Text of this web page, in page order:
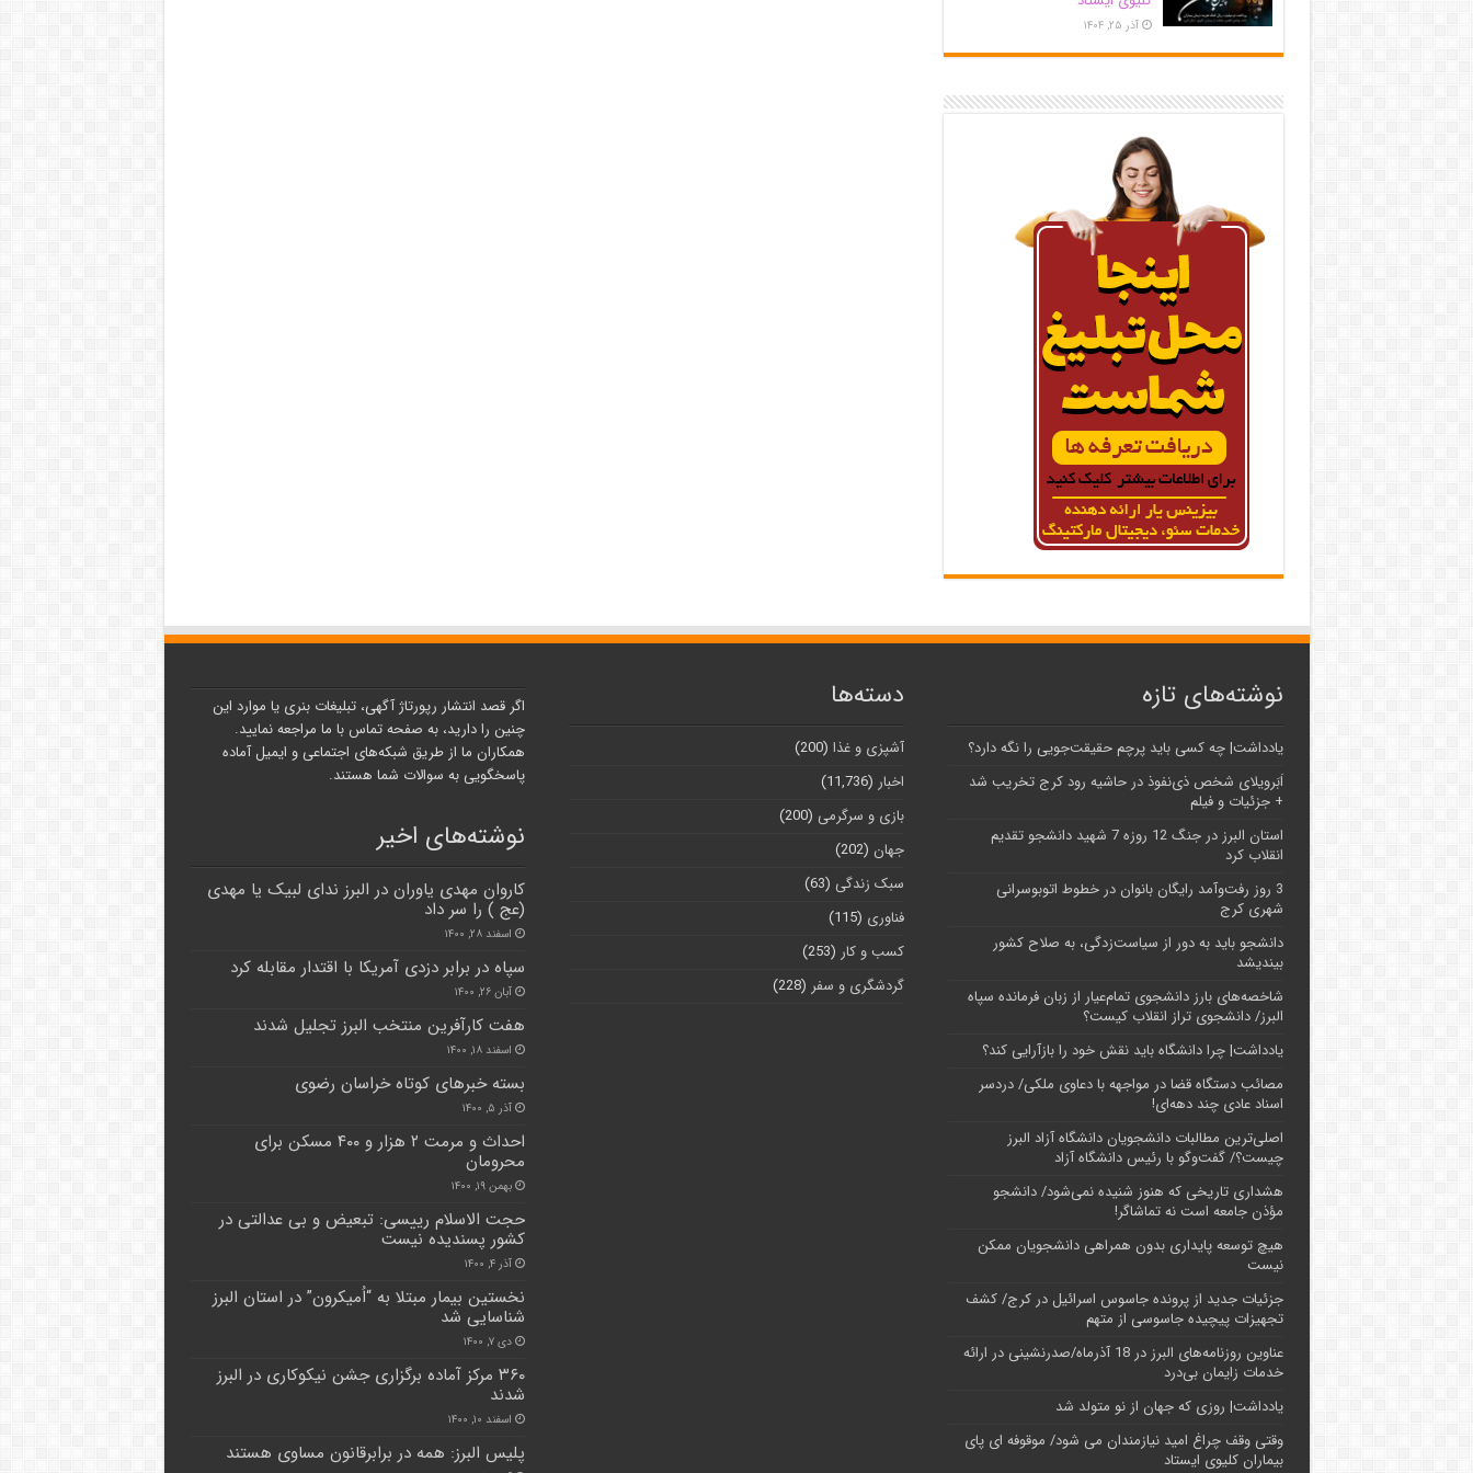
آذر ۲۵, ۱۴۰۴
نوشته‌های تازه
یادداشت| ‌چه کسی باید پرچم حقیقت‌جویی را نگه دارد؟
اَبَر‌ویلای شخص ذی‌نفوذ در حاشیه‌ رود کرج تخریب شد
+ جزئیات و فیلم
استان البرز در جنگ 12 روزه 7 شهید دانشجو تقدیم
انقلاب کرد
3 روز رفت‌وآمد رایگان بانوان در خطوط اتوبوسرانی
شهری کرج
دانشجو باید به دور از سیاست‌زدگی، به صلاح کشور
بیندیشد
شاخصه‌های بارز دانشجوی تمام‌عیار از زبان فرمانده سپاه
البرز/ دانشجوی تراز انقلاب کیست؟
یادداشت| چرا دانشگاه باید نقش خود را بازآرایی کند؟
مصائب دستگاه قضا در مواجهه با دعاوی ملکی/ دردسر
اسناد عادی چند‌ دهه‌ای!
اصلی‌ترین مطالبات دانشجویان دانشگاه آزاد البرز
چیست؟/ گفت‌وگو با رئیس دانشگاه آز‌اد
هشداری تاریخی که هنوز شنیده نمی‌شود/ دانشجو
مؤذن جامعه است نه تماشاگر!
هیچ توسعه پایداری بدون همراهی دانشجویان ممکن
نیست
جزئیات جدید از پرونده جاسوس اسرائیل در کرج/‌ کشف
تجهیزات پیچیده جاسوسی از متهم
عناوین روزنامه‌های البرز در ‌18 آذرماه/صدرنشینی در ارائه
خدمات زایمان بی‌درد
یادداشت| روزی که جهان از نو متولد شد
وقتی وقف چراغ امید نیازمندان می شود/ موقوفه ای پای
بیماران کلیوی ایستاد
دسته‌ها
آشپزی و غذا (200)
اخبار (11,736)
بازی و سرگرمی (200)
جهان (202)
سبک زندگی (63)
فناوری (115)
کسب و کار (253)
گردشگری و سفر (228)
اگر قصد انتشار رپورتاژ آگهی، تبلیغات بنری یا موارد این
چنین را دارید، به صفحه تماس با ما مراجعه نمایید.
همکاران ما از طریق شبکه‌های اجتماعی و ایمیل آماده
پاسخگویی به سوالات شما هستند.
نوشته‌های اخیر
کاروان مهدی یاوران در البرز ندای لبیک یا مهدی
(عج ) را سر داد
اسفند ۲۸, ۱۴۰۰
سپاه در برابر دزدی آمریکا با اقتدار مقابله کرد
آبان ۲۶, ۱۴۰۰
هفت کارآفرین منتخب البرز تجلیل شدند
اسفند ۱۸, ۱۴۰۰
بسته خبرهای کوتاه خراسان رضوی
آذر ۵, ۱۴۰۰
احداث و مرمت ۲ هزار و ۴۰۰ مسکن برای
محرومان
بهمن ۱۹, ۱۴۰۰
حجت الاسلام رییسی: تبعیض و بی عدالتی در
کشور پسندیده نیست
آذر ۴, ۱۴۰۰
نخستین بیمار مبتلا به “اُمیکرون” در استان البرز
شناسایی شد
دی ۷, ۱۴۰۰
۳۶۰ مرکز آماده برگزاری جشن نیکوکاری در البرز
شدند
اسفند ۱۰, ۱۴۰۰
پلیس البرز: همه در برابرقانون مساوی هستند